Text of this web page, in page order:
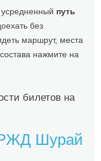
путь
без
маршрут, места
нажмите на
билетов на
РЖД Шурай